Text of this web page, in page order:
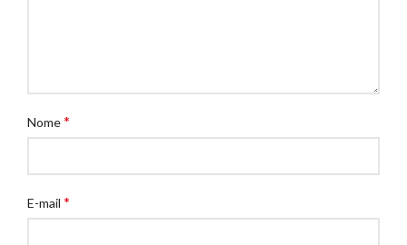
Nome*
E-mail *